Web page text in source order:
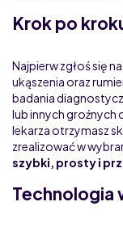
Krok po
Najpierw zgłoś się
ukąszenia oraz
badania
lub innych
lekarza otrzymasz
zrealizować w
szybki, prosty i
Technologia